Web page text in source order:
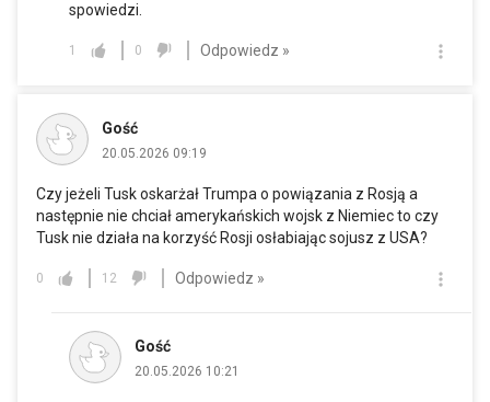
spowiedzi.
1 0 Odpowiedz »
Gość
20.05.2026 09:19
Czy jeżeli Tusk oskarżał Trumpa o powiązania z Rosją a
następnie nie chciał amerykańskich wojsk z Niemiec to czy
Tusk nie działa na korzyść Rosji osłabiając sojusz z USA?
0 12 Odpowiedz »
Gość
20.05.2026 10:21